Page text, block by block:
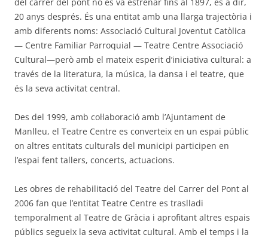
20 anys després. És una entitat amb una llarga trajectòria i
amb diferents noms: Associació Cultural Joventut Catòlica
— Centre Familiar Parroquial — Teatre Centre Associació
Cultural—però amb el mateix esperit d’iniciativa cultural: a
través de la literatura, la música, la dansa i el teatre, que
és la seva activitat central.
Des del 1999, amb col·laboració amb l’Ajuntament de
Manlleu, el Teatre Centre es converteix en un espai públic
on altres entitats culturals del municipi participen en
l’espai fent tallers, concerts, actuacions.
Les obres de rehabilitació del Teatre del Carrer del Pont al
2006 fan que l’entitat Teatre Centre es traslladi
temporalment al Teatre de Gràcia i aprofitant altres espais
públics segueix la seva activitat cultural. Amb el temps i la